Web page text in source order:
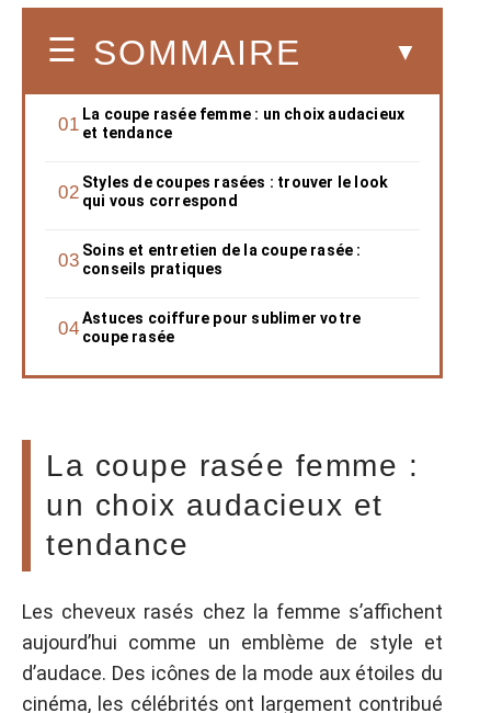
SOMMAIRE
La coupe rasée femme : un choix audacieux
et tendance
Styles de coupes rasées : trouver le look
qui vous correspond
Soins et entretien de la coupe rasée :
conseils pratiques
Astuces coiffure pour sublimer votre
coupe rasée
La coupe rasée femme :
un choix audacieux et
tendance
Les cheveux rasés chez la femme s’affichent
aujourd’hui comme un emblème de style et
d’audace. Des icônes de la mode aux étoiles du
cinéma, les célébrités ont largement contribué